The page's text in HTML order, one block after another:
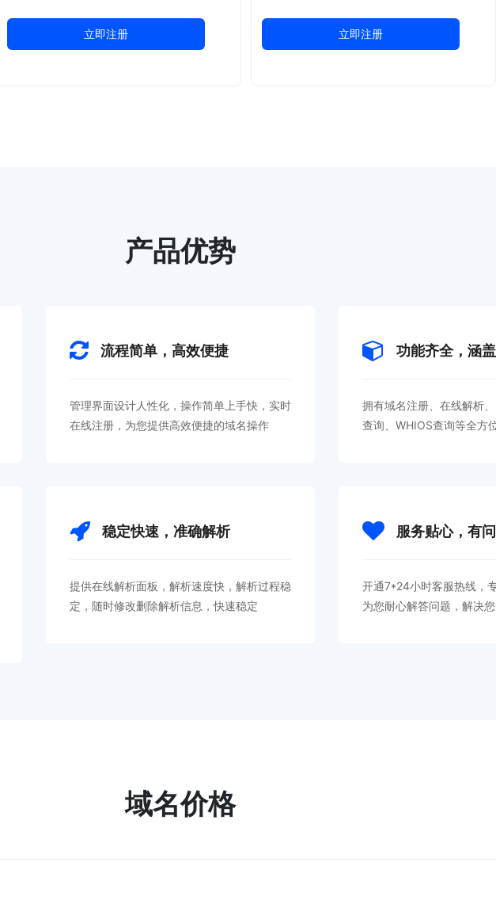
立即注册 立即注册
产品优势
流程简单，高效便捷
管理界面设计人性化，操作简单上手快，实时
在线注册，为您提供高效便捷的域名操作
功能齐全，涵
拥有域名注册、在线解析
查询、WHIOS查询等全方
稳定快速，准确解析
提供在线解析面板，解析速度快，解析过程稳
定，随时修改删除解析信息，快速稳定
服务贴心，有
开通7*24小时客服热线，
为您耐心解答问题，解决
域名价格